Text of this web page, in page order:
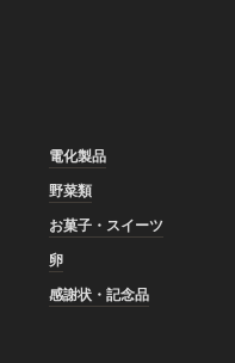
電化製品
野菜類
お菓子・スイーツ
卵
感謝状・記念品